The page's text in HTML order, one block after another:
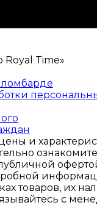
Royal Time»
и
товаров, их
с